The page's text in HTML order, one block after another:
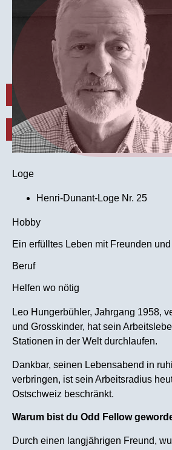
Kontakt
Mitglied werden
Über uns
Kontakt
Mitglied werden
Abo testen
Login
Loge
Henri-Dunant-Loge Nr. 25
Hobby
Ein erfülltes Leben mit Freunden
Beruf
Helfen wo nötig
Leo Hungerbühler, Jahrgang 1958,
und Grosskinder, hat sein
Stationen in der Welt durchlaufen.
Dankbar, seinen Lebensabend in
verbringen, ist sein Arbeitsradius
Ostschweiz beschränkt.
Warum bist du Odd Fellow
Durch einen langjährigen Freund,